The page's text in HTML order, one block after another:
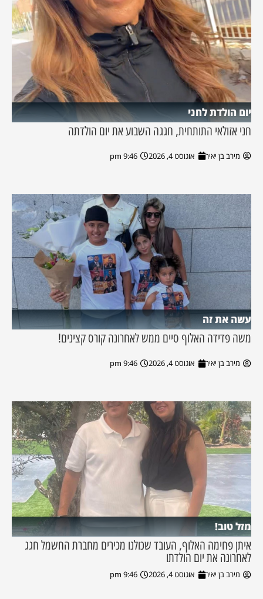
יום הולדת לחני
חני אזולאי התותחית, חגגה השבוע את יום הולדתה
מירב בן יאיר אוגוסט 4, 2026 9:46 pm
עשה את זה
משה פדידה האלוף סיים ממש לאחרונה קורס קצינים!
מירב בן יאיר אוגוסט 4, 2026 9:46 pm
מזל טוב!
איתן פחימה האלוף, העובד שכולנו מכירים מחברת החשמל חגג
לאחרונה את יום הולדתו
מירב בן יאיר אוגוסט 4, 2026 9:46 pm